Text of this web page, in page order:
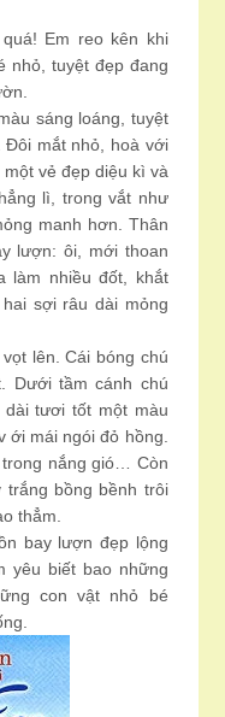
Em reo kên khi
nhỏ, tuyệt đẹp đang
sáng loáng, tuyệt
Đôi mắt nhỏ, hoà với
vẻ đẹp diệu kì và
lì, trong vắt như
manh hơn. Thân
lượn: ôi, mới thoan
làm nhiều đốt, khắt
sợi râu dài mỏng
lên. Cái bóng chú
Dưới tầm cánh chú
tươi tốt một màu
ới mái ngói đỏ hồng.
nắng gió… Còn
bồng bềnh trôi
thẳm.
bay lượn đẹp lộng
yêu biết bao những
con vật nhỏ bé